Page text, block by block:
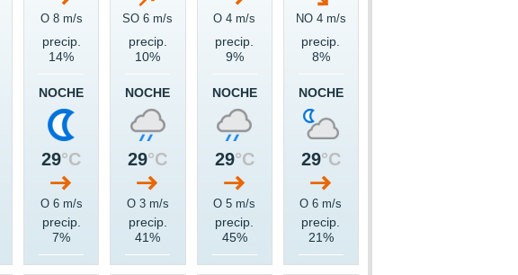
O 8 m/s
precip.
14%
NOCHE
29°C
O 6 m/s
precip.
7%
SO 6 m/s
precip.
10%
NOCHE
29°C
O 3 m/s
precip.
41%
O 4 m/s
precip.
9%
NOCHE
29°C
O 5 m/s
precip.
45%
NO 4 m/s
precip.
8%
NOCHE
29°C
O 6 m/s
precip.
21%